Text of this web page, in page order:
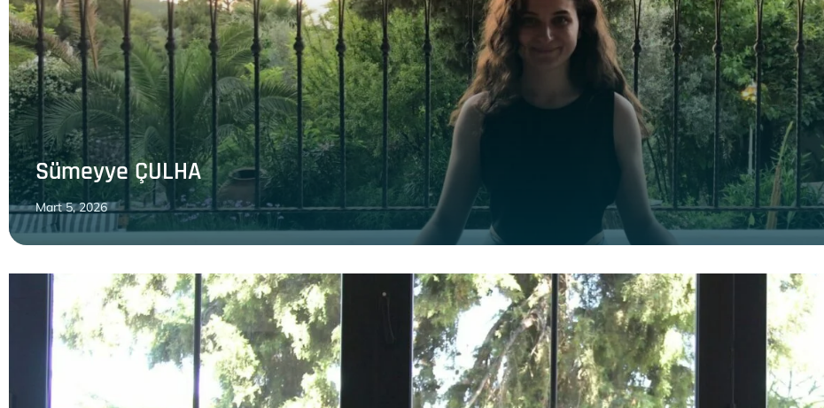
Sümeyye ÇULHA
Mart 5, 2026